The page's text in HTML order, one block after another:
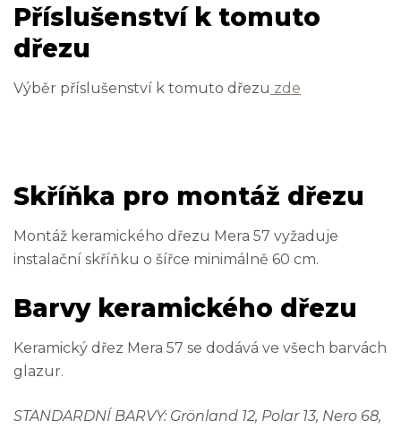
Příslušenství k tomuto
dřezu
Výběr příslušenství k tomuto dřezu zde
Skříňka pro montáž dřezu
Montáž keramického dřezu Mera 57 vyžaduje
instalační skříňku o šířce minimálně 60 cm.
Barvy keramického dřezu
Keramický dřez Mera 57 se dodává ve všech barvách
glazur.
STANDARDNÍ BARVY: Grönland 12, Polar 13, Nero 68,